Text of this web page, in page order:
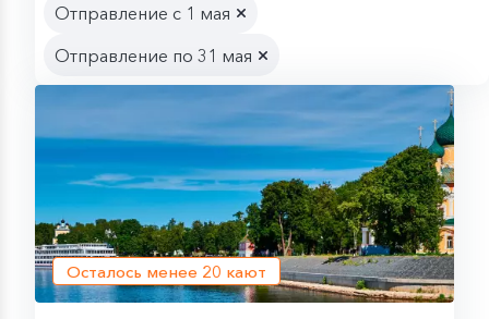
Отправление с 1 мая
Отправление по 31 мая
Осталось менее 20 кают